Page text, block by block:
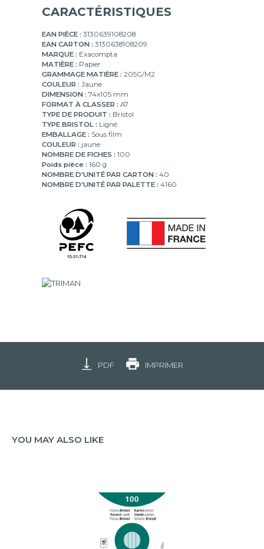
CARACTÉRISTIQUES
EAN PIÈCE : 3130639108208
EAN CARTON : 3130638108209
MARQUE : Exacompta
MATIÈRE : Papier
GRAMMAGE MATIÈRE : 205G/M2
COULEUR : Jaune
DIMENSION : 74x105 mm
FORMAT À CLASSER : A7
TYPE DE PRODUIT : Bristol
TYPE BRISTOL : Ligné
EMBALLAGE : Sous film
COULEUR : jaune
NOMBRE DE FICHES : 100
Poids pièce : 160 g
NOMBRE D'UNITÉ PAR CARTON : 40
NOMBRE D'UNITÉ PAR PALETTE : 4160
PDF IMPRIMER
YOU MAY ALSO LIKE